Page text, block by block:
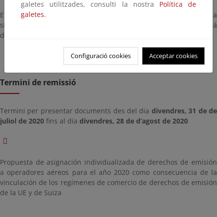
El plazo de presentación de observaciones comienza el día
siguiente al de publicación de este anuncio en el BOE y finalizará
después de 20 días hábiles contados a partir de dicha fecha.
Termini de remissió
Termini per presentar documents des del dia divendres, 31 de de
juliol de 2020 fins al dia divendres, 28 de d’agost de 2020
Propuesta de asignación individualizada de derechos de emisión
a operadores aéreos para el año 2020 como consecuencia de la
vinculación de los regímenes de comercio de derechos de emisión
de la UE y de Suiza
galetes utilitzades, consulti la nostra Política de
galetes.
Configuració cookies Acceptar cookies